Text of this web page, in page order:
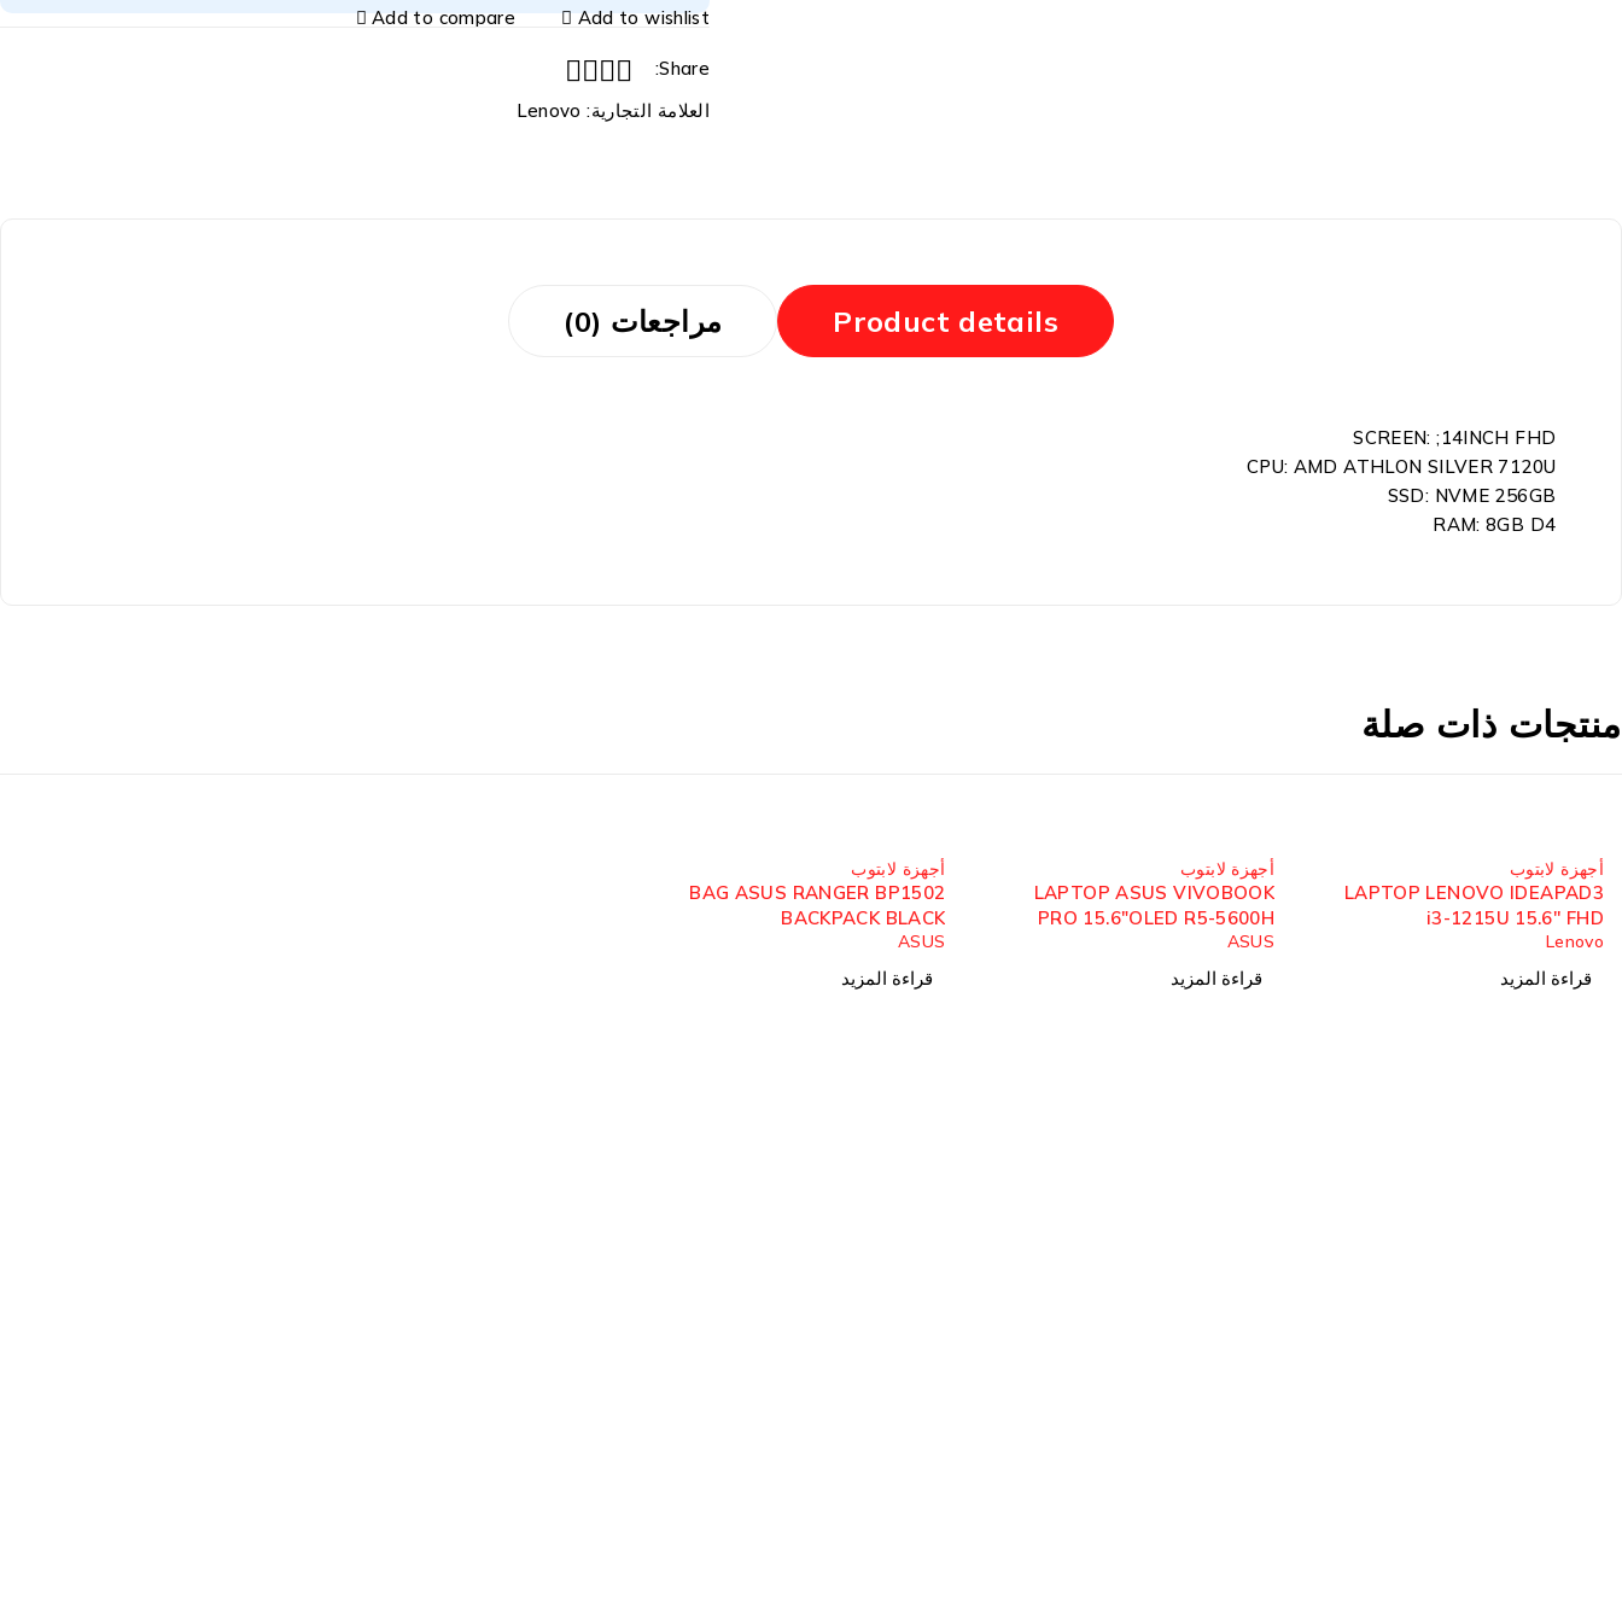
Add to wishlist
Add to compare
Share:
العلامة التجارية: Lenovo
Product details مراجعات (0)
SCREEN: ;14INCH FHD
CPU: AMD ATHLON SILVER 7120U
SSD: NVME 256GB
RAM: 8GB D4
منتجات ذات صلة
أجهزة لابتوب
LAPTOP LENOVO IDEAPAD3
i3-1215U 15.6'' FHD
Lenovo
قراءة المزيد
أجهزة لابتوب
LAPTOP ASUS VIVOBOOK
PRO 15.6"OLED R5-5600H
SSD512 RAM8 3050
ASUS
قراءة المزيد
أجهزة لابتوب
BAG ASUS RANGER BP1502
BACKPACK BLACK
ASUS
قراءة المزيد